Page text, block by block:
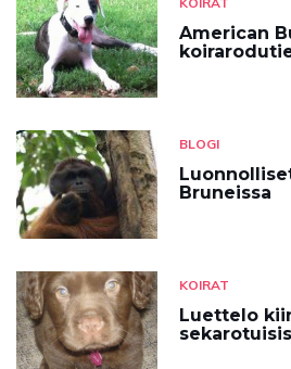
American
BLOGI
Bruneissa
KOIRAT
Luettelo